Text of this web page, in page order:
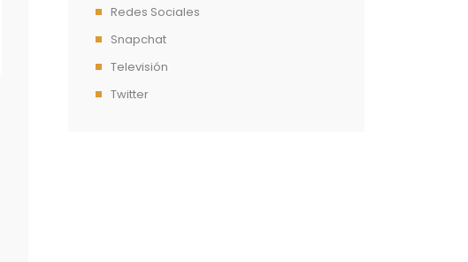
Redes Sociales
Snapchat
Televisión
Twitter